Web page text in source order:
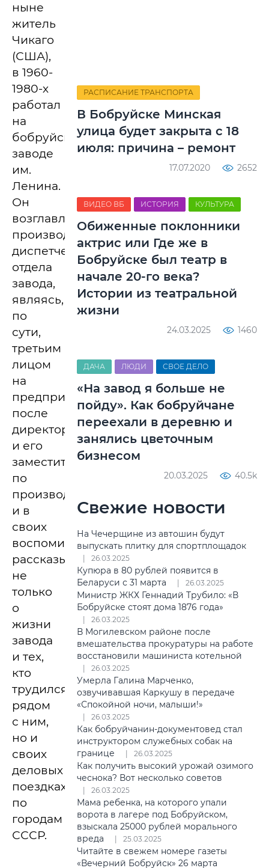
ныне
житель
Чикаго
(США),
в 1960-
1980-х
работал
на
бобруйском
заводе
им.
Ленина.
Он
возглавлял
производственно-
диспетчерский
отдела
завода,
являясь,
по
сути,
третьим
лицом
на
предприятии
после
директора
и его
заместителя
по
производству
и в
своих
воспоминаниях
рассказывает
не
только
о
жизни
завода
и тех,
кто
трудился
рядом
с ним,
но и
своих
деловых
поездках
по
городам
СССР.
РАСПИСАНИЕ ТРАНСПОРТА
В Бобруйске Минская
улица будет закрыта с 18
июля: причина – ремонт
17.07.2020 2652
ВИДЕО ВБ ИСТОРИЯ КУЛЬТУРА
Обиженные поклонники
актрис или Где же в
Бобруйске был театр в
начале 20-го века?
Истории из театральной
жизни
24.03.2025 1460
ДАЧА ЛЮДИ СВОЕ ДЕЛО
«На завод я больше не
пойду». Как бобруйчане
переехали в деревню и
занялись цветочным
бизнесом
20.03.2025 40.5k
Свежие новости
На Чечерщине из автошин будут
выпускать плитку для спортплощадок
26.03.2025
Купюра в 80 рублей появится в
Беларуси с 31 марта
26.03.2025
Министр ЖКХ Геннадий Трубило: «В
Бобруйске стоят дома 1876 года»
26.03.2025
В Могилевском районе после
вмешательства прокуратуры на работе
восстановили машиниста котельной
26.03.2025
Умерла Галина Марченко,
озвучивавшая Каркушу в передаче
«Спокойной ночи, малыши!»
26.03.2025
Как бобруйчанин-документовед стал
инструктором служебных собак на
границе
26.03.2025
Как получить высокий урожай озимого
чеснока? Вот несколько советов
26.03.2025
Мама ребенка, на которого упали
ворота в лагере под Бобруйском,
взыскала 25000 рублей морального
вреда
25.03.2025
Читайте в свежем номере газеты
«Вечерний Бобруйск» 26 марта